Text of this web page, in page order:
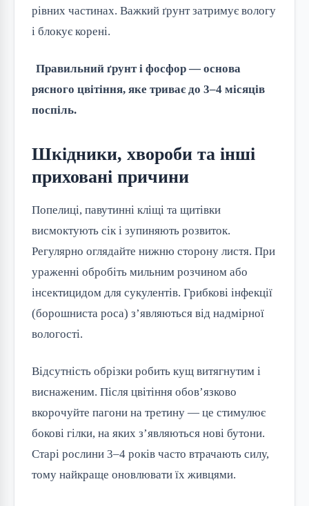
рівних частинах. Важкий ґрунт затримує вологу
і блокує корені.
Правильний ґрунт і фосфор — основа
рясного цвітіння, яке триває до 3–4 місяців
поспіль.
Шкідники, хвороби та інші
приховані причини
Попелиці, павутинні кліщі та щитівки
висмоктують сік і зупиняють розвиток.
Регулярно оглядайте нижню сторону листя. При
ураженні обробіть мильним розчином або
інсектицидом для сукулентів. Грибкові інфекції
(борошниста роса) з’являються від надмірної
вологості.
Відсутність обрізки робить кущ витягнутим і
виснаженим. Після цвітіння обов’язково
вкорочуйте пагони на третину — це стимулює
бокові гілки, на яких з’являються нові бутони.
Старі рослини 3–4 років часто втрачають силу,
тому найкраще оновлювати їх живцями.